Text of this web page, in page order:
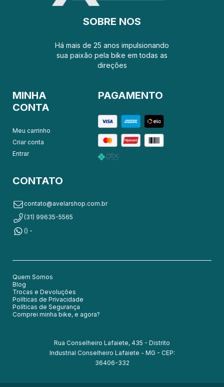
SOBRE NOS
Há mais de 25 anos impulsionando
sua paixão pela bike em todas as
direções
MINHA
CONTA
Meu carrinho
Criar conta
Entrar
CONTATO
contato@avelarshop.com.br
(31) 99635-5565
() -
PAGAMENTO
Quem Somos
Blog
Trocas e Devoluções
Políticas de Privacidade
Políticas de Segurança
Comprei minha bike, e agora?
Rua Conselheiro Lafaiete, 435 - Distrito
Industrial Conselheiro Lafaiete - MG - CEP:
36406-332